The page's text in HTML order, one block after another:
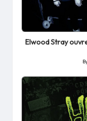
Posted
in
Elwood Stray